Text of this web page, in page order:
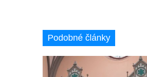
Podobné články